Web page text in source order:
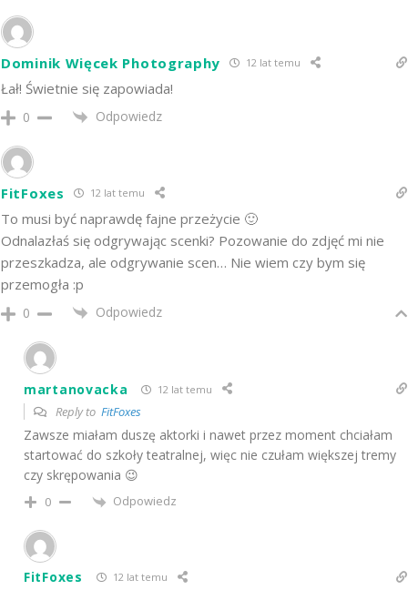
Dominik Więcek Photography 12 lat temu
Łał! Świetnie się zapowiada!
0 Odpowiedz
FitFoxes 12 lat temu
To musi być naprawdę fajne przeżycie 🙂
Odnalazłaś się odgrywając scenki? Pozowanie do zdjęć mi nie
przeszkadza, ale odgrywanie scen… Nie wiem czy bym się
przemogła :p
0 Odpowiedz
martanovacka 12 lat temu
Reply to FitFoxes
Zawsze miałam duszę aktorki i nawet przez moment chciałam
startować do szkoły teatralnej, więc nie czułam większej tremy
czy skrępowania 😉
0 Odpowiedz
FitFoxes 12 lat temu